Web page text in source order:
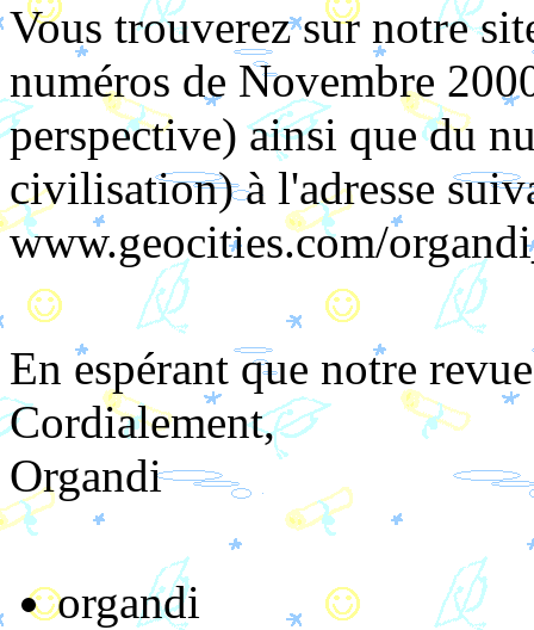
Vous trouverez sur notre
numéros de Novembre
perspective) ainsi que du
civilisation) à l'adresse
www.geocities.com/
En espérant que notre
Cordialement,
Organdi
organdi